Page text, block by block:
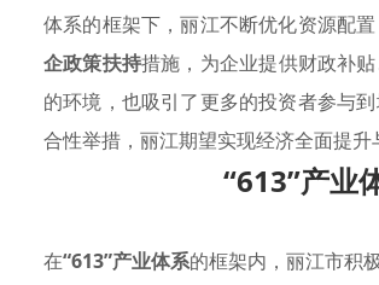
体系的框架下，丽江不断优化资源配
企政策扶持措施，为企业提供财政补
的环境，也吸引了更多的投资者参与
合性举措，丽江期望实现经济全面提升
“613”产业
在“613”产业体系的框架内，丽江市积